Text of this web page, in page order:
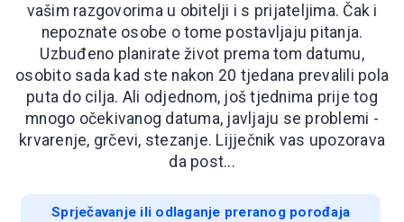
vašim razgovorima u obitelji i s prijateljima. Čak i
nepoznate osobe o tome postavljaju pitanja.
Uzbuđeno planirate život prema tom datumu,
osobito sada kad ste nakon 20 tjedana prevalili pola
puta do cilja. Ali odjednom, još tjednima prije tog
mnogo očekivanog datuma, javljaju se problemi -
krvarenje, grčevi, stezanje. Lijječnik vas upozorava
da post...
Sprječavanje ili odlaganje preranog porođaja